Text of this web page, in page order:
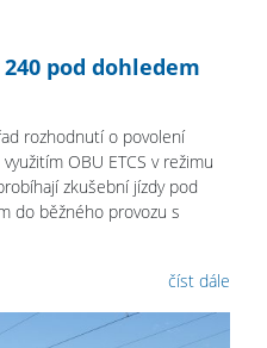
pod dohledem
rozhodnutí o povolení
OBU ETCS v režimu
zkušební jízdy pod
do běžného provozu s
číst dále